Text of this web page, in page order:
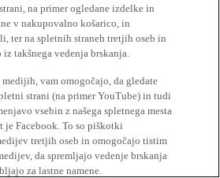
na primer ogledane izdelke in
v nakupovalno košarico, in
ter na spletnih straneh tretjih oseb in
takšnega vedenja brskanja.
vam omogočajo, da gledate
strani (na primer YouTube) in tudi
vsebin z našega spletnega mesta
Facebook. To so piškotki
tretjih oseb in omogočajo tistim
da spremljajo vedenje brskanja
za lastne namene.